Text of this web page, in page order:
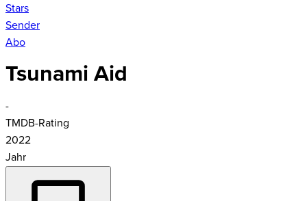
Stars
Sender
Abo
Tsunami Aid
-
TMDB-Rating
2022
Jahr